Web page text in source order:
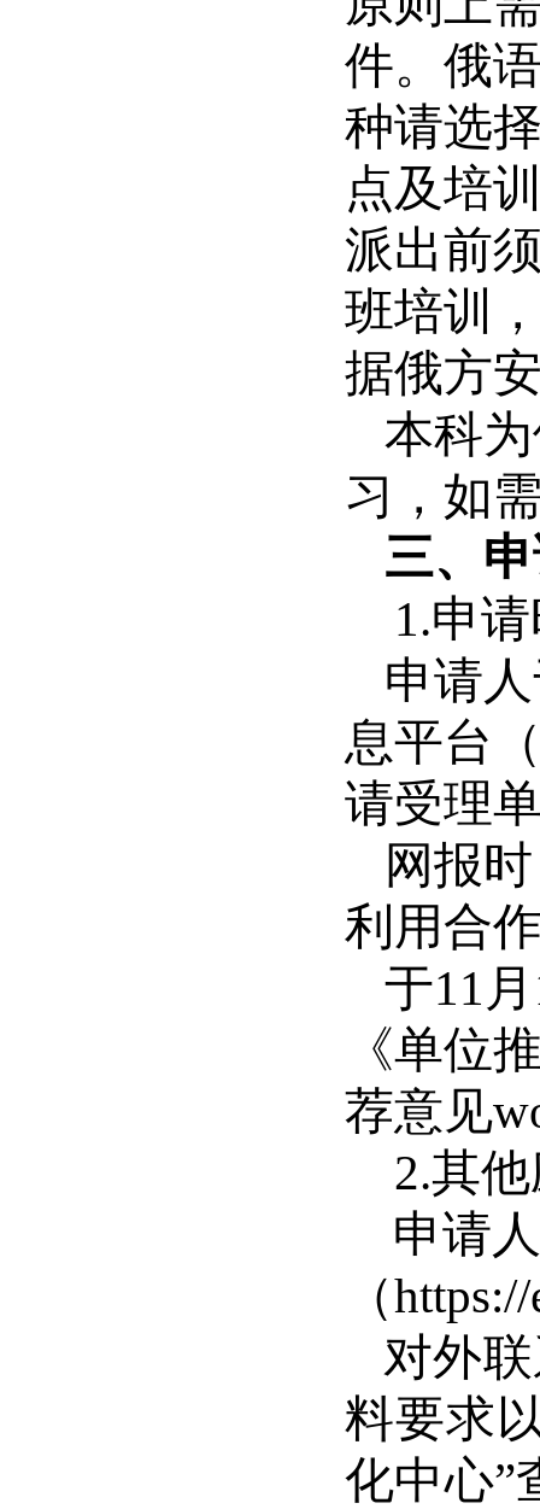
件。俄
种请选
点及培
派出前
班培训
据俄方
本科
习，如
三、
1.申
申请
息平台
请受理
网报
利用合
于11
《单位
荐意见
2.其
申请
（
对外
料要求
化中心”